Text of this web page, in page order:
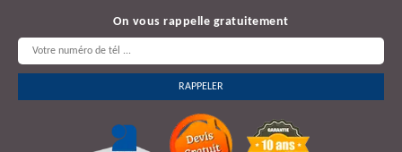
On vous rappelle gratuitement